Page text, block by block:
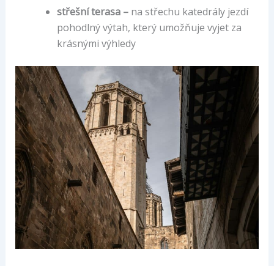
střešní terasa – na střechu katedrály jezdí
pohodlný výtah, který umožňuje vyjet za
krásnými výhledy